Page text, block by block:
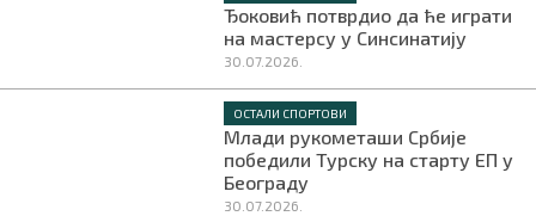
Ђоковић потврдио да ће играти
на мастерсу у Синсинатију
30.07.2026.
ОСТАЛИ СПОРТОВИ
Млади рукометаши Србије
победили Турску на старту ЕП у
Београду
30.07.2026.